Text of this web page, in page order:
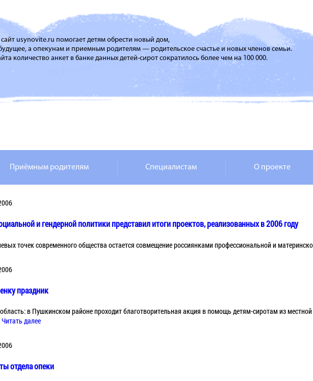
usynovite.ru помогает детям обрести новый дом,
а опекунам и приемным родителям — родительское счастье и новых членов семьи.
количество анкет в банке данных детей-сирот сократилось более чем на 100 000.
Приёмным родителям Специалистам О проекте
и гендерной политики представил итоги проектов, реализованных в 2006 году
точек современного общества остается совмещение россиянками профессиональной и
праздник
в Пушкинском районе проходит благотворительная акция в помощь детям-сиротам из
Читать далее
отдела опеки